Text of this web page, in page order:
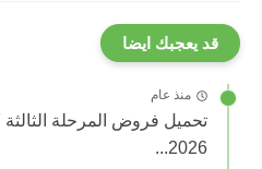
قد يعجبك ايضا
منذ عام
2026...